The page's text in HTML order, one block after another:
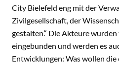
City Bielefeld eng mit der
Zivilgesellschaft, der
gestalten.“ Die Akteure
eingebunden und werden es
Entwicklungen: Was wollen